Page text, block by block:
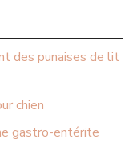
des punaises de lit
chien
gastro-entérite